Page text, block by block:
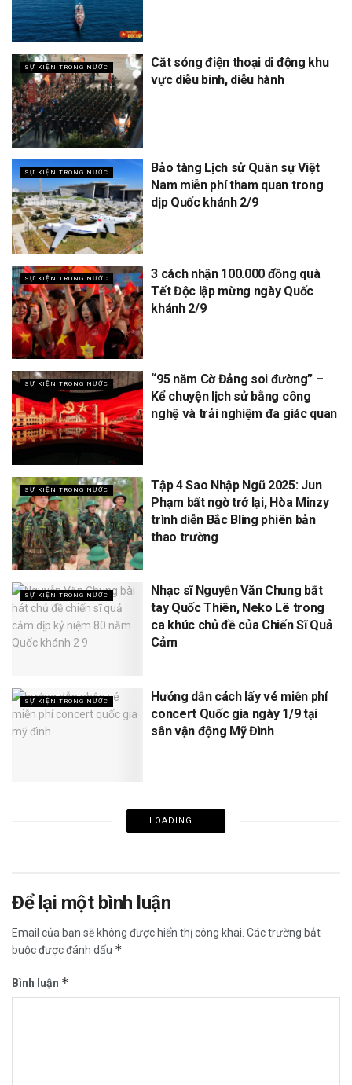
SỰ KIỆN TRONG NƯỚC
Cắt sóng điện thoại di động khu
vực diễu binh, diễu hành
SỰ KIỆN TRONG NƯỚC
Bảo tàng Lịch sử Quân sự Việt
Nam miễn phí tham quan trong
dịp Quốc khánh 2/9
SỰ KIỆN TRONG NƯỚC
3 cách nhận 100.000 đồng quà
Tết Độc lập mừng ngày Quốc
khánh 2/9
SỰ KIỆN TRONG NƯỚC
“95 năm Cờ Đảng soi đường” –
Kể chuyện lịch sử bằng công
nghệ và trải nghiệm đa giác quan
SỰ KIỆN TRONG NƯỚC
Tập 4 Sao Nhập Ngũ 2025: Jun
Phạm bất ngờ trở lại, Hòa Minzy
trình diễn Bắc Bling phiên bản
thao trường
SỰ KIỆN TRONG NƯỚC
Nhạc sĩ Nguyễn Văn Chung bắt
tay Quốc Thiên, Neko Lê trong
ca khúc chủ đề của Chiến Sĩ Quả
Cảm
SỰ KIỆN TRONG NƯỚC
Hướng dẫn cách lấy vé miễn phí
concert Quốc gia ngày 1/9 tại
sân vận động Mỹ Đình
LOADING...
Để lại một bình luận
Email của bạn sẽ không được hiển thị công khai. Các trường bắt
buộc được đánh dấu *
Bình luận *